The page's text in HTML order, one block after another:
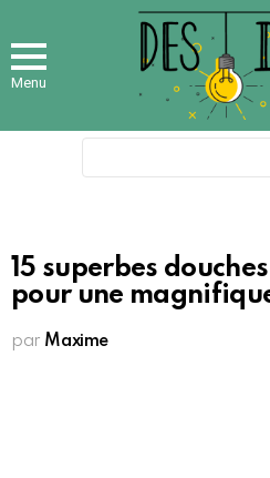
Menu
15 superbes
pour une
par Maxime